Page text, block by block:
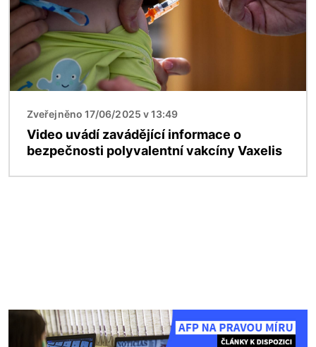
Zveřejněno 17/06/2025 v 13:49
Video uvádí zavádějící informace o
bezpečnosti polyvalentní vakcíny Vaxelis